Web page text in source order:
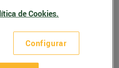
de Cookies.
Configurar